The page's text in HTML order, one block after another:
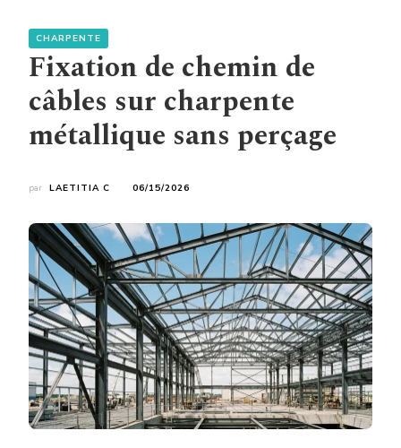
CHARPENTE
Fixation de chemin de
câbles sur charpente
métallique sans perçage
par LAETITIA C 06/15/2026